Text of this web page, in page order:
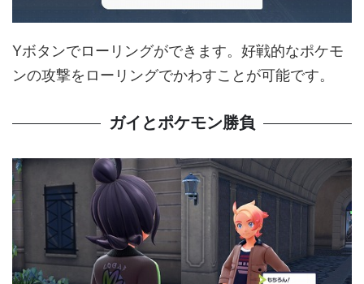
Yボタンでローリングができます。好戦的なポケモ
ンの攻撃をローリングでかわすことが可能です。
ガイとポケモン勝負